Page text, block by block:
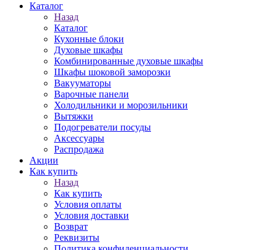
Каталог
Назад
Каталог
Кухонные блоки
Духовые шкафы
Комбинированные духовые шкафы
Шкафы шоковой заморозки
Вакууматоры
Варочные панели
Холодильники и морозильники
Вытяжки
Подогреватели посуды
Аксессуары
Распродажа
Акции
Как купить
Назад
Как купить
Условия оплаты
Условия доставки
Возврат
Реквизиты